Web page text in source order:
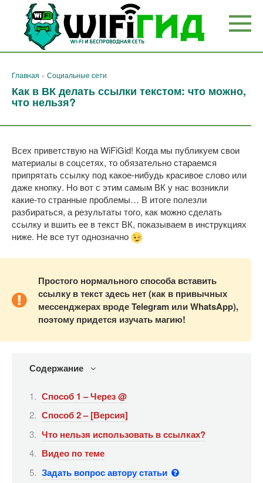
Перейти
контенту
Главная » Социальные сети
Как в ВК делать ссылки текстом: что можно,
что нельзя?
Всех приветствую на WiFiGid! Когда мы публикуем свои
материалы в соцсетях, то обязательно стараемся
припрятать ссылку под какое-нибудь красивое слово или
даже кнопку. Но вот с этим самым ВК у нас возникли
какие-то странные проблемы… В итоге полезли
разбираться, а результаты того, как можно сделать
ссылку и вшить ее в текст ВК, показываем в инструкциях
ниже. Не все тут однозначно
Простого нормального способа вставить
ссылку в текст здесь нет (как в привычных
мессенджерах вродеTelegram илиWhatsApp),
поэтому придется изучать магию!
Содержание
Способ 1 – Через @
Способ 2 – [Версия]
Что нельзя использовать в ссылках?
Видео по теме
Задать вопрос автору статьи